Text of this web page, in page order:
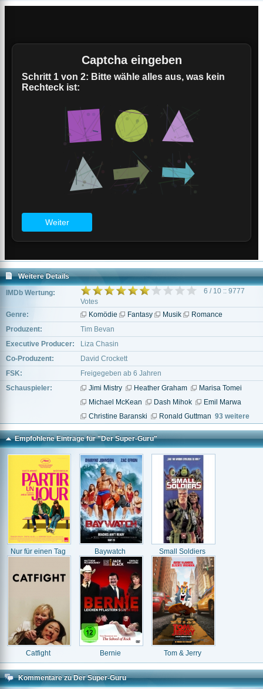
Weitere Details
IMDb Wertung:
6 / 10 :: 9777
Votes
Genre:
Komödie Fantasy Musik
Romance
Produzent:
Tim Bevan
Executive Producer:
Liza Chasin
Co-Produzent:
David Crockett
FSK:
Freigegeben ab 6 Jahren
Schauspieler:
Jimi Mistry Heather Graham
Marisa Tomei
Michael McKean
Dash Mihok
Emil Marwa
Christine Baranski
Ronald Guttman 93 weitere
Empfohlene Einträge für "Der Super-Guru"
Nur für einen Tag Baywatch Small Soldiers
Catfight Bernie Tom & Jerry
Kommentare zu Der Super-Guru